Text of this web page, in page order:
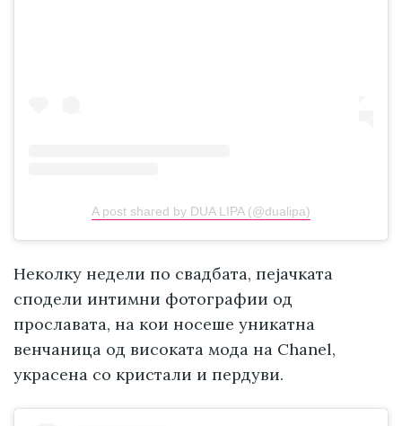
A post shared by DUA LIPA (@dualipa)
Неколку недели по свадбата, пејачката
сподели интимни фотографии од
прославата, на кои носеше уникатна
венчаница од високата мода на Chanel,
украсена со кристали и пердуви.